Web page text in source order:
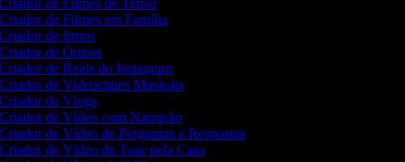
de Filmes de Terror
de Filmes em Família
de Intros
de Outros
de Reels do Instagram
de Videoclipes Musicais
de Vlogs
de Vídeo com Narração
de Vídeo de Perguntas e Respostas
de Vídeo de Tour pela Casa